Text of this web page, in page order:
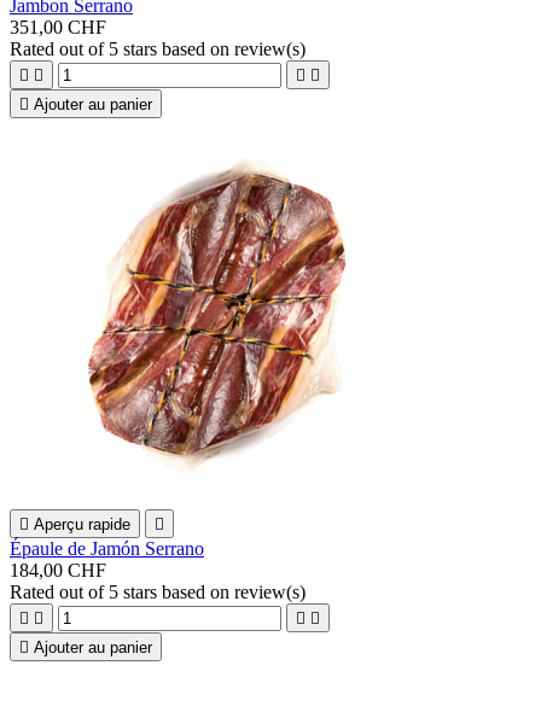
Jambon Serrano
351,00 CHF
Rated out of 5 stars based on review(s)
   
 Ajouter au panier
 Aperçu rapide 
Épaule de Jamón Serrano
184,00 CHF
Rated out of 5 stars based on review(s)
   
 Ajouter au panier